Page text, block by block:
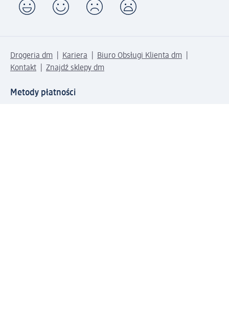
Drogeria dm Kariera
Biuro Obsługi Klienta dm
Kontakt
Znajdź sklepy dm
Metody płatności